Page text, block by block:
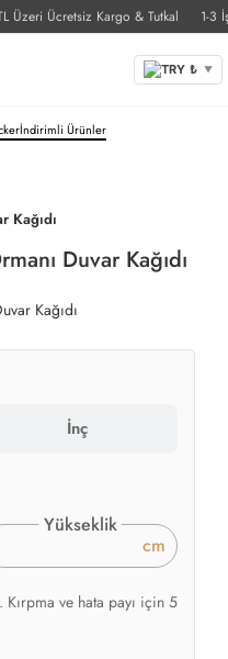
Ücretsiz Kargo & Tutkal 1-3 İş
TRY ₺ ▼
İndirimli Ürünler
Kağıdı
Duvar Kağıdı
İnç
Yükseklik
cm
ve hata payı için 5